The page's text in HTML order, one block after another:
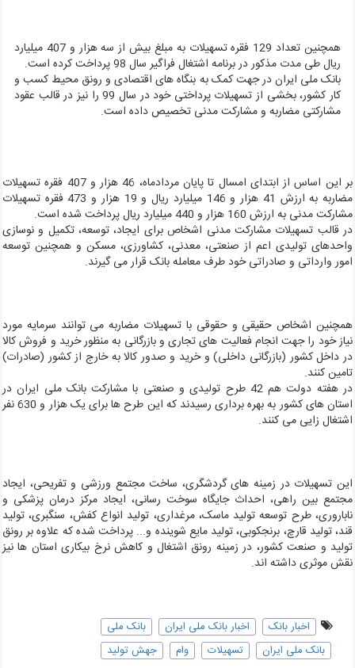
همچنین تعداد 129 فقره تسهیلات به مبلغ بیش از سه هزار و 407 میلیارد
ریال طی مدت مذکور در برنامه اشتغال فراگیر سال 98 پرداخت کرده است.
بانک ملی ایران در جهت کمک به بنگاه های اقتصادی و رونق محیط کسب و
کار کشور، بخشی از تسهیلات پرداختی خود در سال 99 را نیز در قالب عقود
مشارکتی مضاربه و مشارکت مدنی تخصیص داده است.
بر این اساس از ابتدای امسال تا پایان مردادماه، 46 هزار و 407 فقره تسهیلات
مضاربه به ارزش 41 هزار و 146 میلیارد ریال و 19 هزار و 473 فقره تسهیلات
مدنی به ارزش 160 هزار و 440 میلیارد ریال پرداخت شده است.
قالب تسهیلات مشارکت مدنی اشخاص برای ایجاد، توسعه، تکمیل و نوسازی
تولیدی اعم از صنعتی، معدنی، کشاورزی، مسکن و همچنین توسعه
وارداتی و صادراتی خود طرف معامله بانک قرار می گیرند.
اشخاص حقیقی و حقوقی با تسهیلات مضاربه می توانند سرمایه مورد
خود را جهت انجام فعالیت های تجاری و بازرگانی به منظور خرید و فروش کالا
داخل کشور (بازرگانی داخلی) و خرید و صدور کالا به خارج از کشور (صادرات)
کنند.
در هفته دولت هم 42 طرح تولیدی و صنعتی با مشارکت بانک ملی ایران در
استان های کشور به بهره برداری رسیدند که این طرح ها برای یک هزار و 630 نفر
زایی می کنند.
تسهیلات در زمینه های گردشگری، ساخت مجتمع ورزشی و تفریحی، ایجاد
بین راهی، احداث جایگاه سوخت رسانی، ایجاد مرکز درمان پزشکی و
طرح توسعه تولید ماسک، مرغداری، تولید انواع کفش، سنگبری، تولید
تولید قارچ، برنجکوبی، تولید مایع شوینده و... پرداخت شده که علاوه بر رونق
و صنعت کشور، در زمینه رونق اشتغال و کاهش نرخ بیکاری استان ها نیز
موثری داشته اند.
اخبار بانک اخبار بانک ملی ایران
بانک ملی
بانک ملی ایران
تسهیلات وام جهش تولید